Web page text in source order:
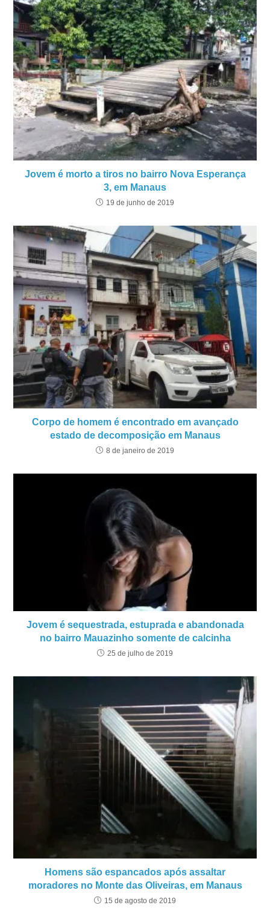
Jovem é morto a tiros no bairro Nova Esperança
3, em Manaus
19 de junho de 2019
Corpo de homem é encontrado em avançado
estado de decomposição em Manaus
8 de janeiro de 2019
Jovem é sequestrada, estuprada e abandonada
no bairro Mauazinho somente de calcinha
25 de julho de 2019
Homens são espancados após assaltar
moradores no Monte das Oliveiras, em Manaus
15 de agosto de 2019